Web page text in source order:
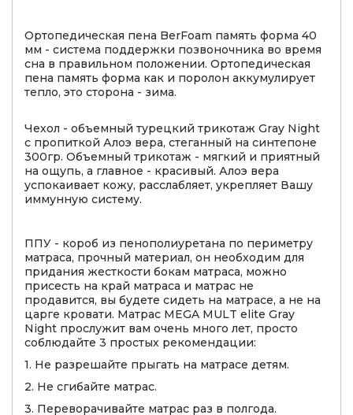
Ортопедическая пена BerFoam память форма 40
мм - система поддержки позвоночника во время
сна в правильном положении. Ортопедическая
пена память форма как и поролон аккумулирует
тепло, это сторона - зима.
Чехол - объемный турецкий трикотаж Gray Night
с пропиткой Алоэ вера, стеганный на синтепоне
300гр. Объемный трикотаж - мягкий и приятный
на ощупь, а главное - красивый. Алоэ вера
успокаивает кожу, расслабляет, укрепляет Вашу
иммунную систему.
ППУ - короб из пенополиуретана по периметру
матраса, прочный материал, он необходим для
придания жесткости бокам матраса, можно
присесть на край матраса и матрас не
продавится, вы будете сидеть на матрасе, а не на
царге кровати. Матрас MEGA MULT elite Gray
Night прослужит вам очень много лет, просто
соблюдайте 3 простых рекомендации:
1. Не разрешайте прыгать на матрасе детям.
2. Не сгибайте матрас.
3. Переворачивайте матрас раз в полгода.